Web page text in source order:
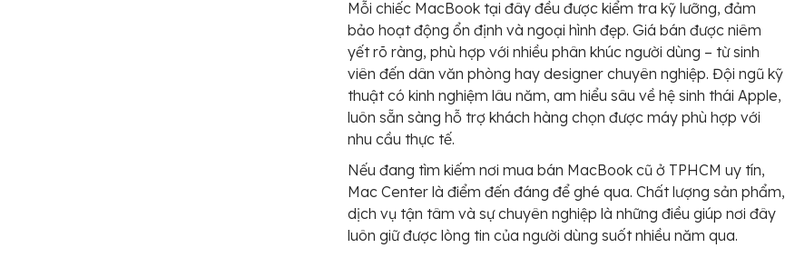
Mỗi chiếc MacBook tại đây đều được kiểm tra kỹ lưỡng, đảm
bảo hoạt động ổn định và ngoại hình đẹp. Giá bán được niêm
yết rõ ràng, phù hợp với nhiều phân khúc người dùng – từ sinh
viên đến dân văn phòng hay designer chuyên nghiệp. Đội ngũ kỹ
thuật có kinh nghiệm lâu năm, am hiểu sâu về hệ sinh thái Apple,
luôn sẵn sàng hỗ trợ khách hàng chọn được máy phù hợp với
nhu cầu thực tế.
Nếu đang tìm kiếm nơi mua bán MacBook cũ ở TPHCM uy tín,
Mac Center là điểm đến đáng để ghé qua. Chất lượng sản phẩm,
dịch vụ tận tâm và sự chuyên nghiệp là những điều giúp nơi đây
luôn giữ được lòng tin của người dùng suốt nhiều năm qua.